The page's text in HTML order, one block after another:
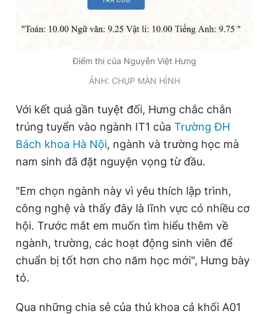
Điểm thi của Nguyễn Việt Hưng
ẢNH: CHỤP MÀN HÌNH
Với kết quả gần tuyệt đối, Hưng chắc chắn
trúng tuyển vào ngành IT1 của Trường ĐH
Bách khoa Hà Nội, ngành và trường học mà
nam sinh đã đặt nguyện vọng từ đầu.
"Em chọn ngành này vì yêu thích lập trình,
công nghệ và thấy đây là lĩnh vực có nhiều cơ
hội. Trước mắt em muốn tìm hiểu thêm về
ngành, trường, các hoạt động sinh viên để
chuẩn bị tốt hơn cho năm học mới", Hưng bày
tỏ.
Qua những chia sẻ của thủ khoa cả khối A01